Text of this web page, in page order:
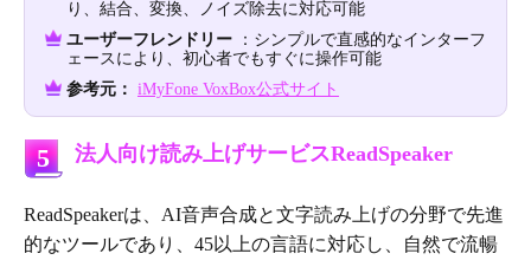
り、結合、変換、ノイズ除去に対応可能
ユーザーフレンドリー ：シンプルで直感的なインターフ
ェースにより、初心者でもすぐに操作可能
参考元： iMyFone VoxBox公式サイト
5 法人向け読み上げサービスReadSpeaker
ReadSpeakerは、AI音声合成と文字読み上げの分野で先進
的なツールであり、45以上の言語に対応し、自然で流暢